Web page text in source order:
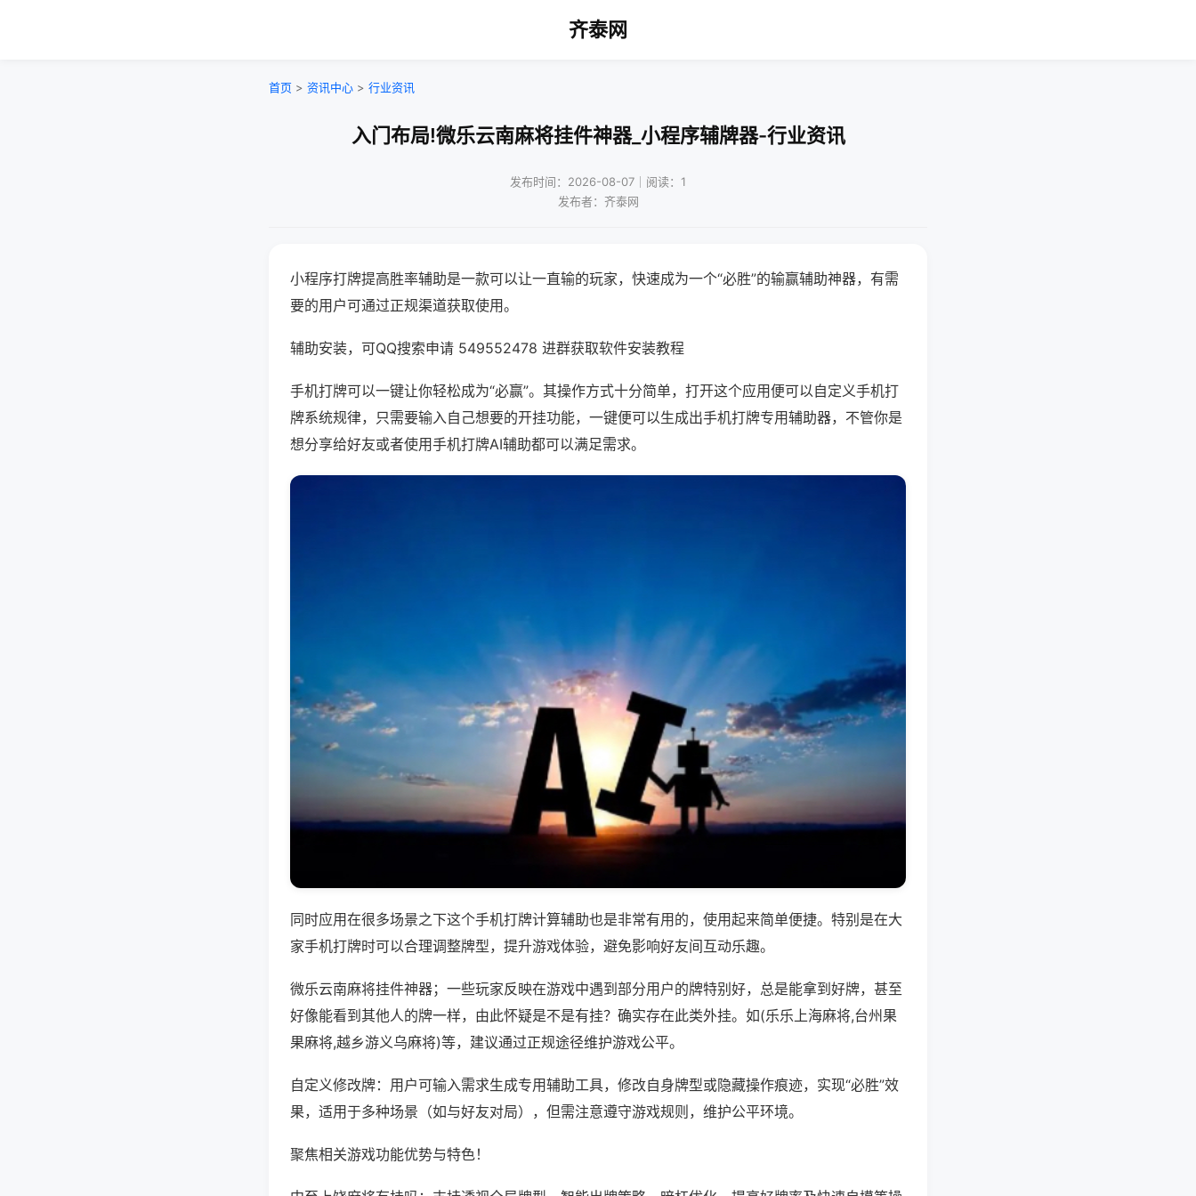
齐泰网
首页 > 资讯中心 > 行业资讯
入门布局!微乐云南麻将挂件神器_小程序辅牌器-行业资讯
发布时间：2026-08-07｜阅读：1
发布者：齐泰网
小程序打牌提高胜率辅助是一款可以让一直输的玩家，快速成为一个“必胜”的输赢辅助神器，有需
要的用户可通过正规渠道获取使用。
辅助安装，可QQ搜索申请 549552478 进群获取软件安装教程
手机打牌可以一键让你轻松成为“必赢”。其操作方式十分简单，打开这个应用便可以自定义手机打
牌系统规律，只需要输入自己想要的开挂功能，一键便可以生成出手机打牌专用辅助器，不管你是
想分享给好友或者使用手机打牌AI辅助都可以满足需求。
同时应用在很多场景之下这个手机打牌计算辅助也是非常有用的，使用起来简单便捷。特别是在大
家手机打牌时可以合理调整牌型，提升游戏体验，避免影响好友间互动乐趣。
微乐云南麻将挂件神器；一些玩家反映在游戏中遇到部分用户的牌特别好，总是能拿到好牌，甚至
好像能看到其他人的牌一样，由此怀疑是不是有挂？确实存在此类外挂。如(乐乐上海麻将,台州果
果麻将,越乡游义乌麻将)等，建议通过正规途径维护游戏公平。
自定义修改牌：用户可输入需求生成专用辅助工具，修改自身牌型或隐藏操作痕迹，实现“必胜”效
果，适用于多种场景（如与好友对局），但需注意遵守游戏规则，维护公平环境。
聚焦相关游戏功能优势与特色！